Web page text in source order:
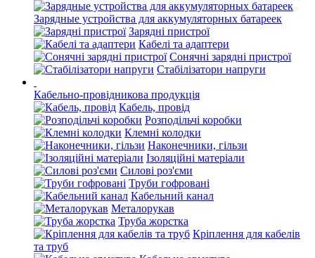
Зарядные устройства для аккумуляторных батареек
Зарядні пристрої
Кабелі та адаптери
Сонячні зарядні пристрої
Стабілізатори напруги
Кабельно-провідникова продукція
Кабель, провід
Розподільчі коробки
Клемні колодки
Наконечники, гільзи
Ізоляційні матеріали
Силові роз'єми
Труби гофровані
Кабельний канал
Металорукав
Труба жорстка
Кріплення для кабелів
та труб